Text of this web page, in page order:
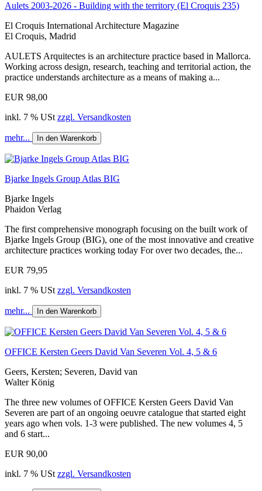
Aulets 2003-2026 - Building with the territory (El Croquis 235)
El Croquis International Architecture Magazine
El Croquis, Madrid
AULETS Arquitectes is an architecture practice based in Mallorca.
Working across design, research, teaching and territorial action, the
practice understands architecture as a means of making a...
EUR 98,00
inkl. 7 % USt zzgl. Versandkosten
mehr... In den Warenkorb
Bjarke Ingels Group Atlas BIG
Bjarke Ingels
Phaidon Verlag
The first comprehensive monograph focusing on the built work of
Bjarke Ingels Group (BIG), one of the most innovative and creative
architecture practices working today For over two decades, the...
EUR 79,95
inkl. 7 % USt zzgl. Versandkosten
mehr... In den Warenkorb
OFFICE Kersten Geers David Van Severen Vol. 4, 5 & 6
Geers, Kersten; Severen, David van
Walter König
The three new volumes of OFFICE Kersten Geers David Van
Severen are part of an ongoing oeuvre catalogue that started eight
years ago when vols. 1-3 were published. The new volumes 4, 5
and 6 start...
EUR 90,00
inkl. 7 % USt zzgl. Versandkosten